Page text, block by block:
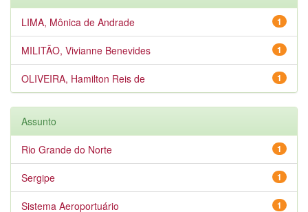
1
LIMA, Mônica de Andrade
1
MILITÃO, Vivianne Benevides
1
OLIVEIRA, Hamilton Reis de
Assunto
1
Rio Grande do Norte
1
Sergipe
1
Sistema Aeroportuário